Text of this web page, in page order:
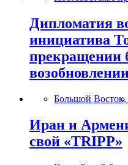
Дипломатия
инициатива
прекращении
Большой Восток,
Иран и
свой «TRIPP»